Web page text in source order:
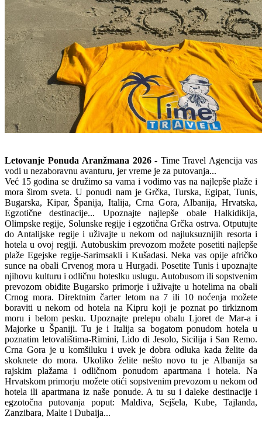
Letovanje Ponuda Aranžmana 2026 - Time Travel Agencija vas
vodi u nezaboravnu avanturu, jer vreme je za putovanja...
Već 15 godina se družimo sa vama i vodimo vas na najlepše plaže i
mora širom sveta. U ponudi nam je Grčka, Turska, Egipat, Tunis,
Bugarska, Kipar, Španija, Italija, Crna Gora, Albanija, Hrvatska,
Egzotične destinacije... Upoznajte najlepše obale Halkidikija,
Olimpske regije, Solunske regije i egzotična Grčka ostrva. Otputujte
do Antalijske regije i uživajte u nekom od najluksuznijih resorta i
hotela u ovoj regiji. Autobuskim prevozom možete posetiti najlepše
plaže Egejske regije-Sarimsakli i Kušadasi. Neka vas opije afričko
sunce na obali Crvenog mora u Hurgadi. Posetite Tunis i upoznajte
njihovu kulturu i odličnu hoteslku uslugu. Autobusom ili sopstvenim
prevozom obiđite Bugarsko primorje i uživajte u hotelima na obali
Crnog mora. Direktnim čarter letom na 7 ili 10 noćenja možete
boraviti u nekom od hotela na Kipru koji je poznat po tirkiznom
moru i belom pesku. Upoznajte prelepu obalu Ljoret de Mar-a i
Majorke u Španiji. Tu je i Italija sa bogatom ponudom hotela u
poznatim letovalištima-Rimini, Lido di Jesolo, Sicilija i San Remo.
Crna Gora je u komšiluku i uvek je dobra odluka kada želite da
skoknete do mora. Ukoliko želite nešto novo tu je Albanija sa
rajskim plažama i odličnom ponudom apartmana i hotela. Na
Hrvatskom primorju možete otići sopstvenim prevozom u nekom od
hotela ili apartmana iz naše ponude. A tu su i daleke destinacije i
egzotočna putovanja poput: Maldiva, Sejšela, Kube, Tajlanda,
Zanzibara, Malte i Dubaija...